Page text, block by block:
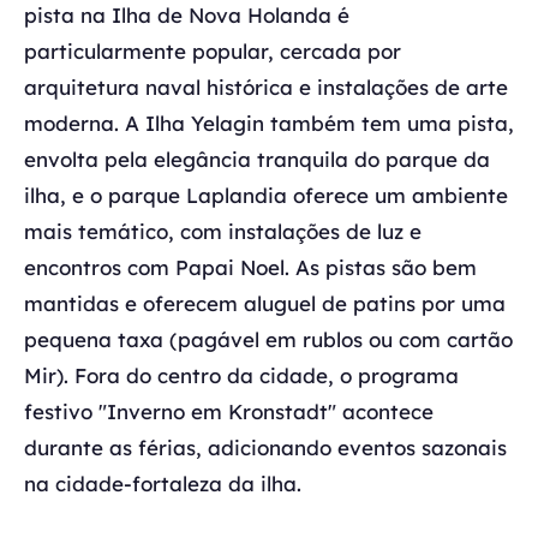
pista na Ilha de Nova Holanda é
particularmente popular, cercada por
arquitetura naval histórica e instalações de arte
moderna. A Ilha Yelagin também tem uma pista,
envolta pela elegância tranquila do parque da
ilha, e o parque Laplandia oferece um ambiente
mais temático, com instalações de luz e
encontros com Papai Noel. As pistas são bem
mantidas e oferecem aluguel de patins por uma
pequena taxa (pagável em rublos ou com cartão
Mir). Fora do centro da cidade, o programa
festivo "Inverno em Kronstadt" acontece
durante as férias, adicionando eventos sazonais
na cidade-fortaleza da ilha.